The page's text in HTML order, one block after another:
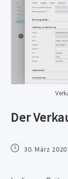
Der
Beitrag30. März 2020